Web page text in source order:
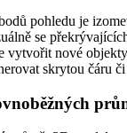
pohledu je
se
vytvořit nové
skrytou čáru